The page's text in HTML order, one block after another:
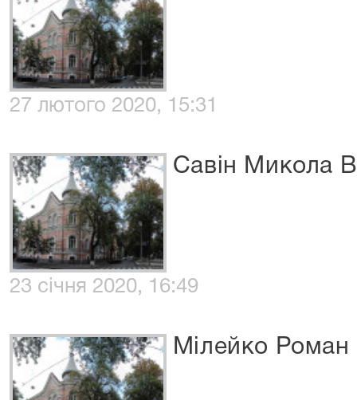
27 лютого 2020, 15:31
Савін Микола
23 січня 2020, 16:49
Мілейко Роман